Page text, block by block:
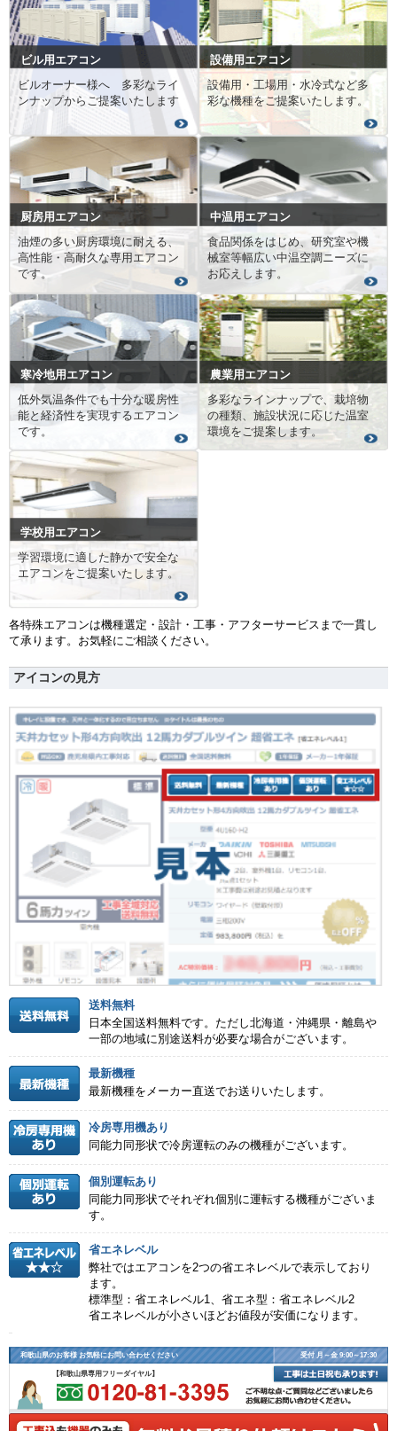
ビル用エアコン
ビルオーナー様へ 多彩なライ
ンナップからご提案いたします
設備用エアコン
設備用・工場用・水冷式など多
彩な機種をご提案いたします。
厨房用エアコン
油煙の多い厨房環境に耐える、
高性能・高耐久な専用エアコン
です。
中温用エアコン
食品関係をはじめ、研究室や機
械室等幅広い中温空調ニーズに
お応えします。
寒冷地用エアコン
低外気温条件でも十分な暖房性
能と経済性を実現するエアコン
です。
農業用エアコン
多彩なラインナップで、栽培物
の種類、施設状況に応じた温室
環境をご提案します。
学校用エアコン
学習環境に適した静かで安全な
エアコンをご提案いたします。
各特殊エアコンは機種選定・設計・工事・アフターサービスまで一貫し
て承ります。お気軽にご相談ください。
アイコンの見方
送料無料
日本全国送料無料です。ただし北海道・沖縄県・離島や
一部の地域に別途送料が必要な場合がございます。
最新機種
最新機種をメーカー直送でお送りいたします。
冷房専用機あり
同能力同形状で冷房運転のみの機種がございます。
個別運転あり
同能力同形状でそれぞれ個別に運転する機種がございま
す。
省エネレベル
弊社ではエアコンを2つの省エネレベルで表示しており
ます。
標準型：省エネレベル1、省エネ型：省エネレベル2
省エネレベルが小さいほどお値段が安価になります。
和歌山県のお客様 お気軽にお問い合わせください 受付 月～金 9:00～17:30
【和歌山県専用フリーダイヤル】